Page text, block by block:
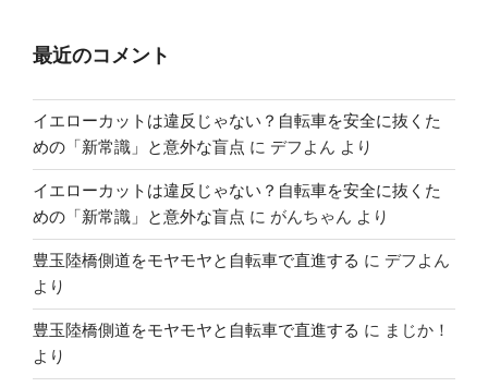
最近のコメント
イエローカットは違反じゃない？自転車を安全に抜くた
めの「新常識」と意外な盲点 に デフよん より
イエローカットは違反じゃない？自転車を安全に抜くた
めの「新常識」と意外な盲点 に がんちゃん より
豊玉陸橋側道をモヤモヤと自転車で直進する に デフよん
より
豊玉陸橋側道をモヤモヤと自転車で直進する に まじか！
より